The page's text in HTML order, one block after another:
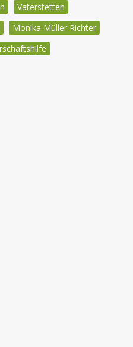
Vaterstetten
Monika Müller Richter